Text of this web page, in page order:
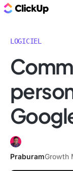
LOGICIEL
PraburamGrowth